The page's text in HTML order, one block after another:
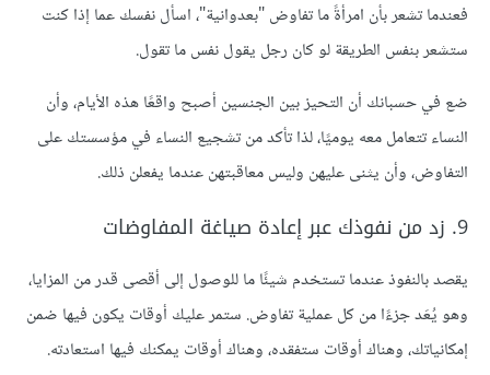
فعندما تشعر بأن امرأةً ما تفاوض "بعدوانية"، اسأل نفسك عما إذا كنت
ستشعر بنفس الطريقة لو كان رجل يقول نفس ما تقول.
ضع في حسبانك أن التحيز بين الجنسين أصبح واقعًا هذه الأيام، وأن
النساء تتعامل معه يوميًا، لذا تأكد من تشجيع النساء في مؤسستك على
التفاوض، وأن يثنى عليهن وليس معاقبتهن عندما يفعلن ذلك.
9. زد من نفوذك عبر إعادة صياغة المفاوضات
يقصد بالنفوذ عندما تستخدم شيئًا ما للوصول إلى أقصى قدر من المزايا،
وهو يُعَد جزءًا من كل عملية تفاوض. ستمر عليك أوقات يكون فيها ضمن
إمكانياتك، وهناك أوقات ستفقده، وهناك أوقات يمكنك فيها استعادته.